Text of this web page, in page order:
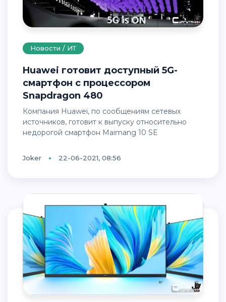
Новости / ИТ
Huawei готовит доступный 5G-
смартфон с процессором
Snapdragon 480
Компания Huawei, по сообщениям сетевых
источников, готовит к выпуску относительно
недорогой смартфон Maimang 10 SE
Joker 22-06-2021, 08:56